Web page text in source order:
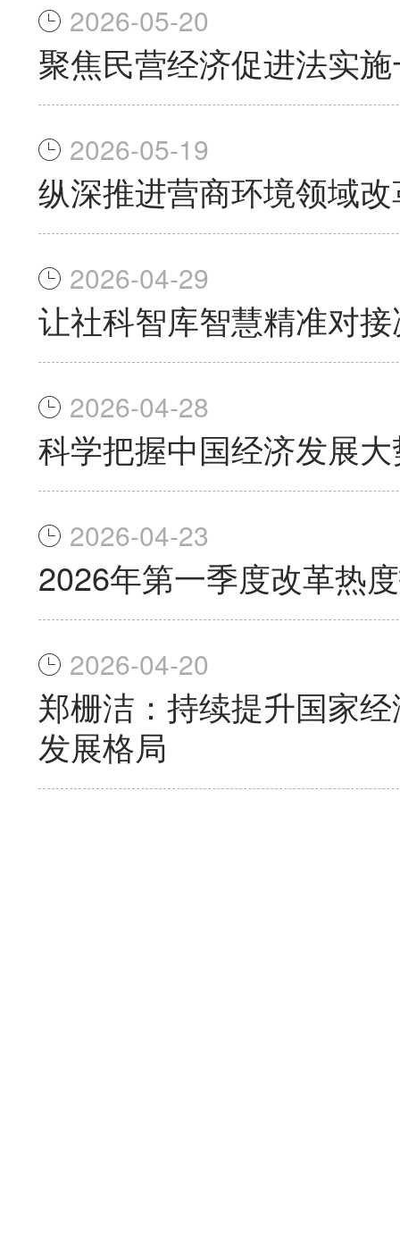
2026-05-20
聚焦民营经济促进法实
2026-05-19
纵深推进营商环境领域
2026-04-29
让社科智库智慧精准对
2026-04-28
科学把握中国经济发展
2026-04-23
2026年第一季度改革热
2026-04-20
郑栅洁：持续提升国家
发展格局